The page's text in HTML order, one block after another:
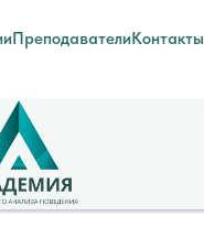
ПреподавателиКонтакты